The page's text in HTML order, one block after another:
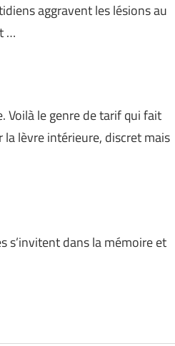
aggravent les lésions au
…
Voilà le genre de tarif qui fait
la lèvre intérieure, discret mais
s’invitent dans la mémoire et